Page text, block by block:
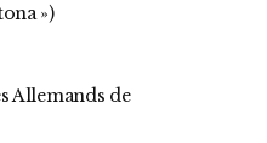
»)
Allemands de